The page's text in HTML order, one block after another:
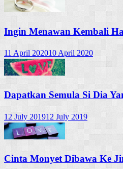
Ingin Menawan Kembali
11 April 202010 April 2020
Dapatkan Semula Si Dia
12 July 201912 July 2019
Cinta Monyet Dibawa Ke